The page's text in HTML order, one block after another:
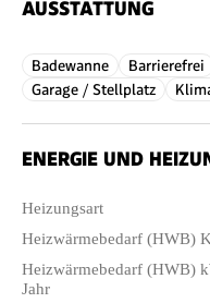
AUSSTATTUNG
Badewanne Barrierefrei
Garage / Stellplatz
ENERGIE UND
Heizungsart
Heizwärmebedarf (HWB)
Heizwärmebedarf (HWB)
Jahr